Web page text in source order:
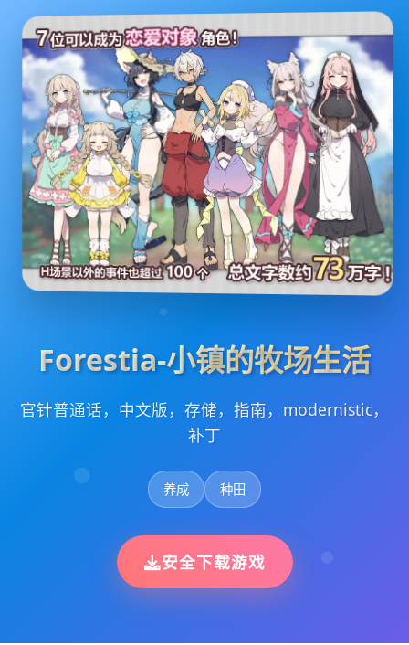
Forestia-小镇的牧场生活
官针普通话，中文版，存储，指南，modernistic，
补丁
养成 种田
安全下载游戏